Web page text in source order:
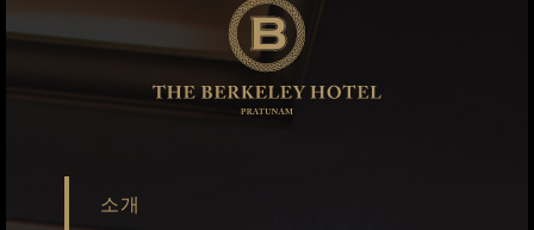
소개